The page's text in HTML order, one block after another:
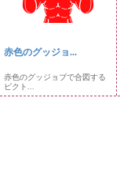
赤色のグッジョ...
赤色のグッジョブで合図する
ピクト...